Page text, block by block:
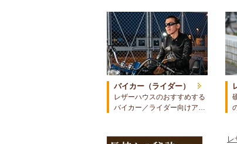
バイカー（ライダー）
レザーハウスのおすすめする
バイカー／ライダー向けア…